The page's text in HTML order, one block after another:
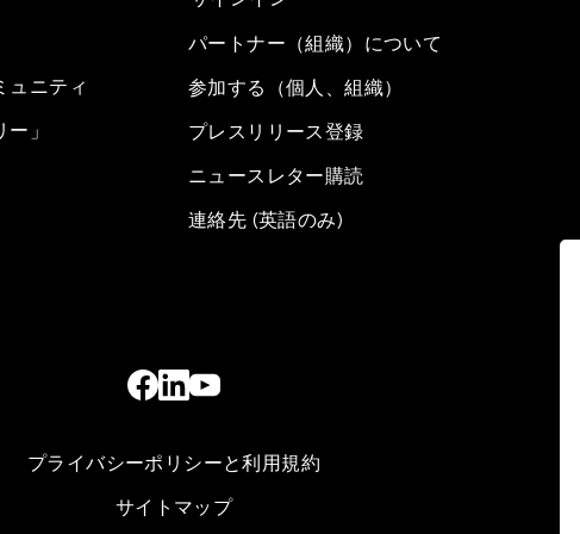
ュニティ
」
パートナー（組織）について
参加する（個人、組織）
プレスリリース登録
ニュースレター購読
連絡先 (英語のみ)
プライバシーポリシーと利用規約
サイトマップ